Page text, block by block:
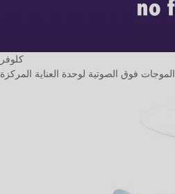
كلوفر
الموجات فوق الصوتية لوحدة العناية المركزة